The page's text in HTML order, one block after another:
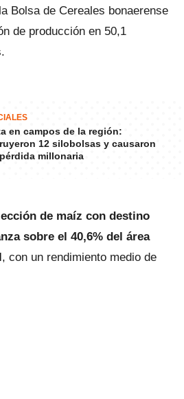
Bolsa de Cereales bonaerense
de producción en 50,1
en campos de la región:
12 silobolsas y causaron
millonaria
de maíz con destino
sobre el 40,6% del área
, con un rendimiento medio de